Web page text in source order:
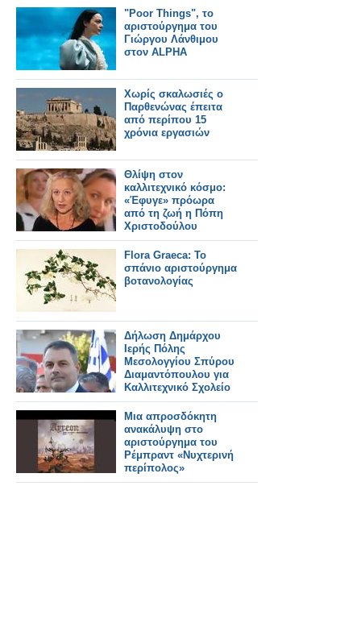
"Poor Things", το
αριστούργημα του
Γιώργου Λάνθιμου
στον ALPHA
Χωρίς σκαλωσιές ο
Παρθενώνας έπειτα
από περίπου 15
χρόνια εργασιών
Θλίψη στον
καλλιτεχνικό κόσμο:
«Έφυγε» πρόωρα
από τη ζωή η Πόπη
Χριστοδούλου
Flora Graeca: To
σπάνιο αριστούργημα
βοτανολογίας
Δήλωση Δημάρχου
Ιερής Πόλης
Μεσολογγίου Σπύρου
Διαμαντόπουλου για
Καλλιτεχνικό Σχολείο
Μια απροσδόκητη
ανακάλυψη στο
αριστούργημα του
Ρέμπραντ «Νυχτερινή
περίπολος»